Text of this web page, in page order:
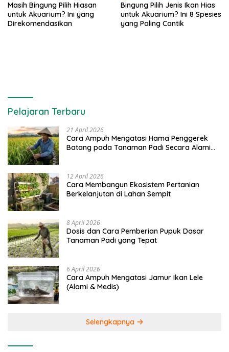
Masih Bingung Pilih Hiasan
untuk Akuarium? Ini yang
Direkomendasikan
Bingung Pilih Jenis Ikan Hias
untuk Akuarium? Ini 8 Spesies
yang Paling Cantik
Pelajaran Terbaru
21 April 2026
Cara Ampuh Mengatasi Hama Penggerek
Batang pada Tanaman Padi Secara Alami
12 April 2026
Cara Membangun Ekosistem Pertanian
Berkelanjutan di Lahan Sempit
8 April 2026
Dosis dan Cara Pemberian Pupuk Dasar
Tanaman Padi yang Tepat
6 April 2026
Cara Ampuh Mengatasi Jamur Ikan Lele
(Alami & Medis)
Selengkapnya